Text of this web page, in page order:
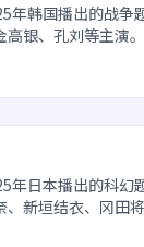
年韩国播出的战争
高银、孔刘等主演
年日本播出的科幻
、新垣结衣、冈田